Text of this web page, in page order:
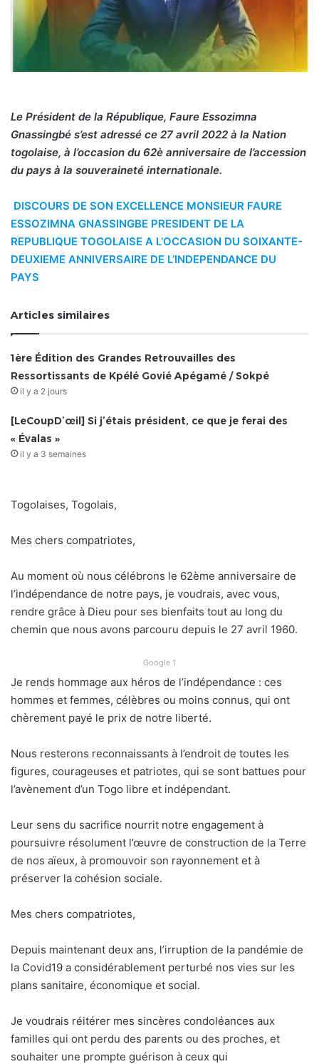
Le Président de la République, Faure Essozimna
Gnassingbé s’est adressé ce 27 avril 2022 à la Nation
togolaise, à l’occasion du 62è anniversaire de l’accession
du pays à la souveraineté internationale.
DISCOURS DE SON EXCELLENCE MONSIEUR FAURE
ESSOZIMNA GNASSINGBE PRESIDENT DE LA
REPUBLIQUE TOGOLAISE A L’OCCASION DU SOIXANTE-
DEUXIEME ANNIVERSAIRE DE L’INDEPENDANCE DU
PAYS
Articles similaires
1ère Édition des Grandes Retrouvailles des
Ressortissants de Kpélé Govié Apégamé / Sokpé
il y a 2 jours
[LeCoupD’œil] Si j’étais président, ce que je ferai des
« Évalas »
il y a 3 semaines
Togolaises, Togolais,
Mes chers compatriotes,
Au moment où nous célébrons le 62ème anniversaire de
l’indépendance de notre pays, je voudrais, avec vous,
rendre grâce à Dieu pour ses bienfaits tout au long du
chemin que nous avons parcouru depuis le 27 avril 1960.
Google 1
Je rends hommage aux héros de l’indépendance : ces
hommes et femmes, célèbres ou moins connus, qui ont
chèrement payé le prix de notre liberté.
Nous resterons reconnaissants à l’endroit de toutes les
figures, courageuses et patriotes, qui se sont battues pour
l’avènement d’un Togo libre et indépendant.
Leur sens du sacrifice nourrit notre engagement à
poursuivre résolument l’œuvre de construction de la Terre
de nos aïeux, à promouvoir son rayonnement et à
préserver la cohésion sociale.
Mes chers compatriotes,
Depuis maintenant deux ans, l’irruption de la pandémie de
la Covid19 a considérablement perturbé nos vies sur les
plans sanitaire, économique et social.
Je voudrais réitérer mes sincères condoléances aux
familles qui ont perdu des parents ou des proches, et
souhaiter une prompte guérison à ceux qui